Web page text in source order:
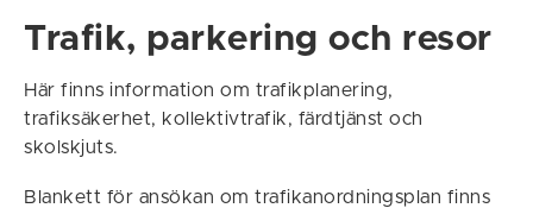
Trafik, parkering och resor
Här finns information om trafikplanering,
trafiksäkerhet, kollektivtrafik, färdtjänst och
skolskjuts.
Blankett för ansökan om trafikanordningsplan finns